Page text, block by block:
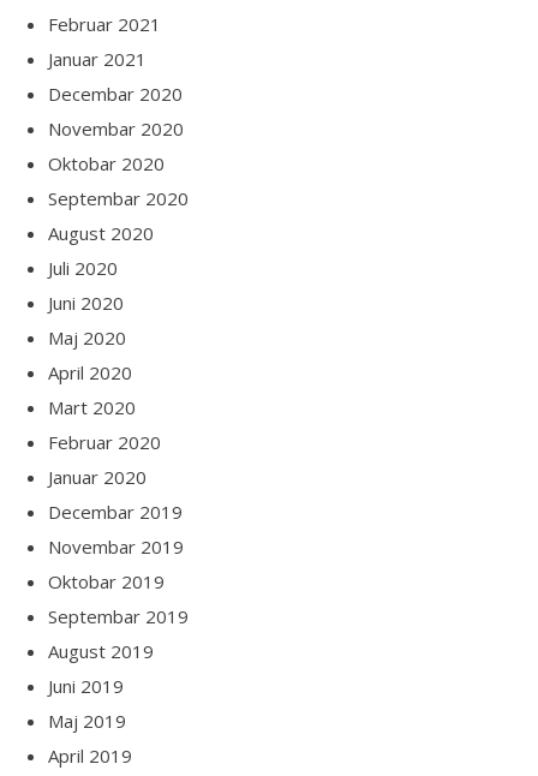
Februar 2021
Januar 2021
Decembar 2020
Novembar 2020
Oktobar 2020
Septembar 2020
August 2020
Juli 2020
Juni 2020
Maj 2020
April 2020
Mart 2020
Februar 2020
Januar 2020
Decembar 2019
Novembar 2019
Oktobar 2019
Septembar 2019
August 2019
Juni 2019
Maj 2019
April 2019